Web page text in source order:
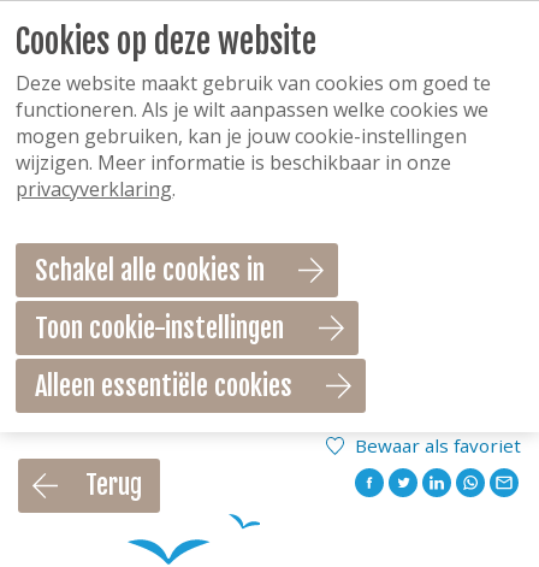
Bewaar als favoriet
Terug
Cookies op deze website
Deze website maakt gebruik van cookies om goed te
functioneren. Als je wilt aanpassen welke cookies we
mogen gebruiken, kan je jouw cookie-instellingen
wijzigen. Meer informatie is beschikbaar in onze
privacyverklaring.
Schakel alle cookies in
Toon cookie-instellingen
Alleen essentiële cookies